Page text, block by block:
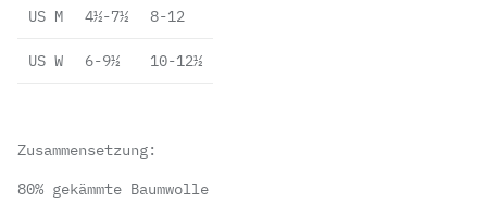
US M 4½-7½ 8-12
US W 6-9½ 10-12½
Zusammensetzung:
80% gekämmte Baumwolle